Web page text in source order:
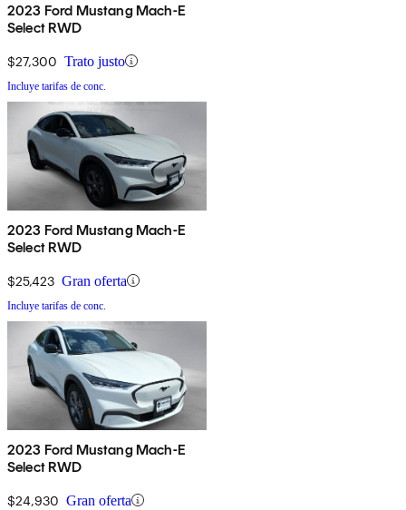
2023 Ford Mustang Mach-E
Select RWD
$27,300 Trato justo
Incluye tarifas de conc.
2023 Ford Mustang Mach-E
Select RWD
$25,423 Gran oferta
Incluye tarifas de conc.
2023 Ford Mustang Mach-E
Select RWD
$24,930 Gran oferta